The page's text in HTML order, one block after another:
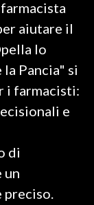
aiutare il
lo
Pancia" si
i farmacisti:
e
di
un
preciso.